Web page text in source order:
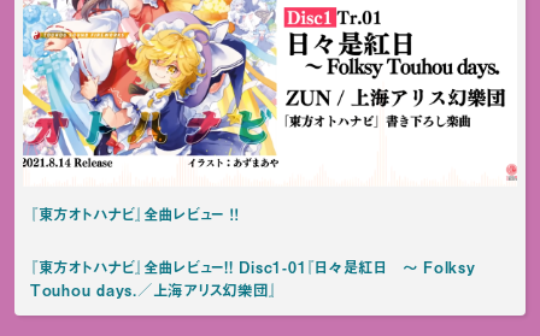
『東方オトハナビ』全曲レビュー ！！
『東方オトハナビ』全曲レビュー!! Disc1-01『日々是紅日 ～ Folksy
Touhou days.／上海アリス幻樂団』